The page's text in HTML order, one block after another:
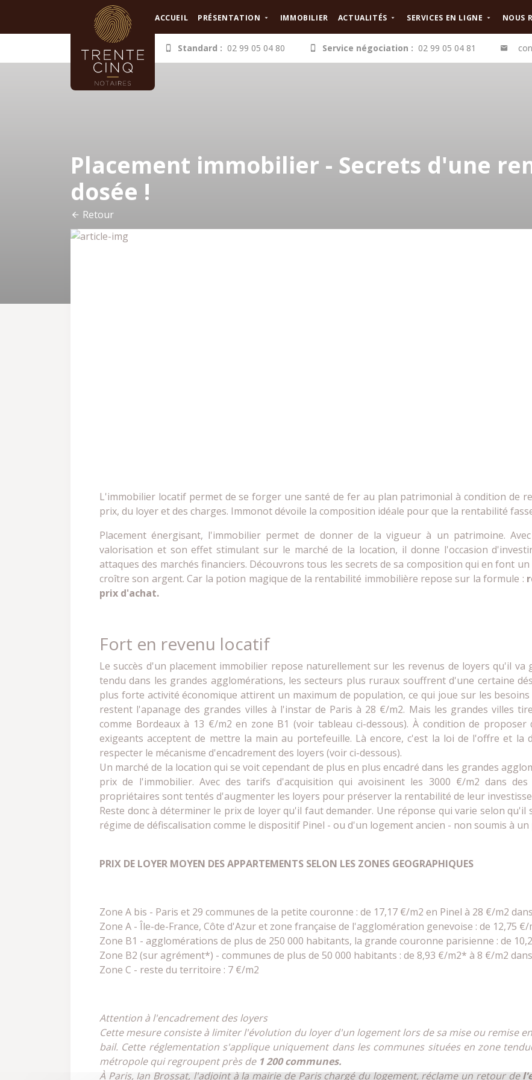
ACCUEIL PRÉSENTATION IMMOBILIER ACTUALITÉS SERVICES EN LIGNE NOUS
Standard : 02 99 05 04 80 Service négociation : 02 99 05 04 81
Placement immobilier - Secrets d'une
dosée !
Retour
L'immobilier locatif permet de se forger une santé de fer au plan patrimonial à condition de
prix, du loyer et des charges. Immonot dévoile la composition idéale pour que la rentabilité
Placement énergisant, l'immobilier permet de donner de la vigueur à un patrimoine.
valorisation et son effet stimulant sur le marché de la location, il donne l'occasion
attaques des marchés financiers. Découvrons tous les secrets de sa composition qui en font
croître son argent. Car la potion magique de la rentabilité immobilière repose sur la formule :
prix d'achat.
Fort en revenu locatif
Le succès d'un placement immobilier repose naturellement sur les revenus de loyers qu'il va
tendu dans les grandes agglomérations, les secteurs plus ruraux souffrent d'une certaine
plus forte activité économique attirent un maximum de population, ce qui joue sur les
restent l'apanage des grandes villes à l'instar de Paris à 28 €/m2. Mais les grandes villes
comme Bordeaux à 13 €/m2 en zone B1 (voir tableau ci-dessous). À condition de
exigeants acceptent de mettre la main au portefeuille. Là encore, c'est la loi de l'offre et la
respecter le mécanisme d'encadrement des loyers (voir ci-dessous).
Un marché de la location qui se voit cependant de plus en plus encadré dans les grandes
prix de l'immobilier. Avec des tarifs d'acquisition qui avoisinent les 3000 €/m2 dans
propriétaires sont tentés d'augmenter les loyers pour préserver la rentabilité de leur
Reste donc à déterminer le prix de loyer qu'il faut demander. Une réponse qui varie selon
régime de défiscalisation comme le dispositif Pinel - ou d'un logement ancien - non soumis à
PRIX DE LOYER MOYEN DES APPARTEMENTS SELON LES ZONES GEOGRAPHIQUES
Zone A bis - Paris et 29 communes de la petite couronne : de 17,17 €/m2 en Pinel à 28 €/m2
Zone A - Île-de-France, Côte d'Azur et zone française de l'agglomération genevoise : de 12,75 €/
Zone B1 - agglomérations de plus de 250 000 habitants, la grande couronne parisienne : de
Zone B2 (sur agrément*) - communes de plus de 50 000 habitants : de 8,93 €/m2* à 8 €/m2 dans
Zone C - reste du territoire : 7 €/m2
Attention à l'encadrement des loyers
Cette mesure consiste à limiter l'évolution du loyer d'un logement lors de sa mise ou remise
bail. Cette réglementation s'applique uniquement dans les communes situées en zone
métropole qui regroupent près de 1 200 communes.
À Paris, Ian Brossat, l'adjoint à la mairie de Paris chargé du logement, réclame un retour de
Panneau de gestion des cookies